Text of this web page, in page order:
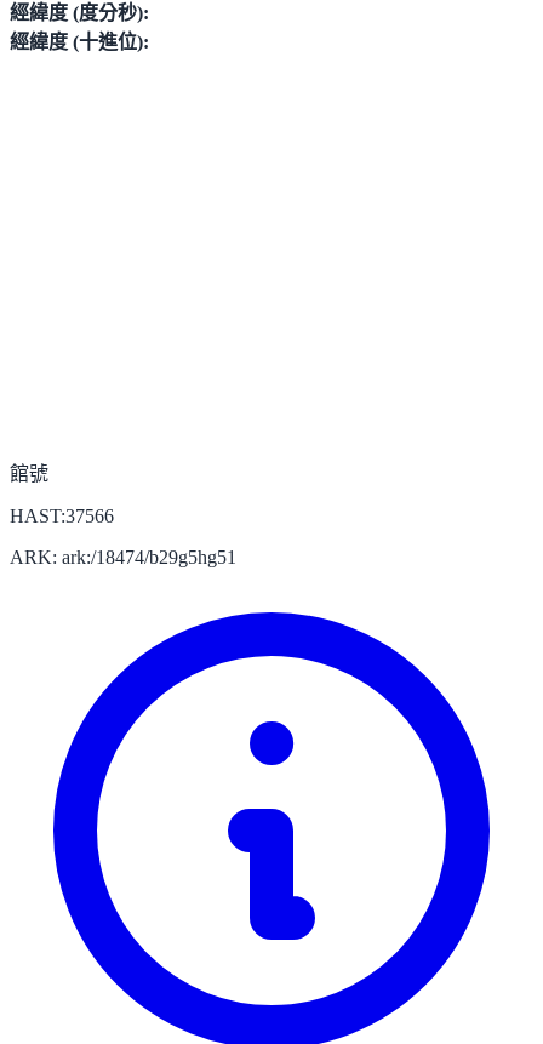
經緯度 (度分秒):
經緯度 (十進位):
館號
HAST:37566
ARK: ark:/18474/b29g5hg51